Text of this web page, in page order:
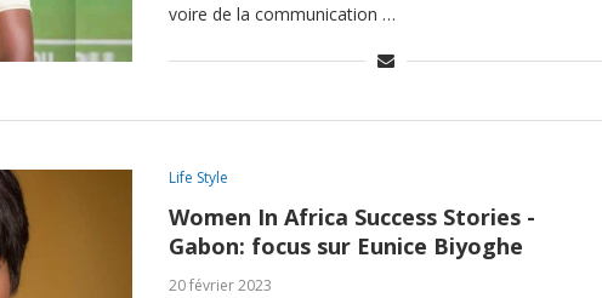
voire de la communication …
Life Style
Women In Africa Success Stories -
Gabon: focus sur Eunice Biyoghe
20 février 2023